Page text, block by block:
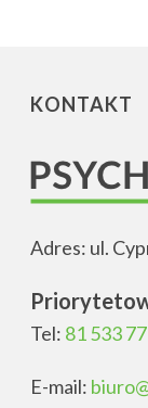
KONTAKT
Adres: ul.
Tel: 81 533
E-mail: